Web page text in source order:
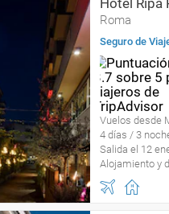
Hotel Ripa
Roma
Seguro de
Vuelos desde
4 días / 3
Salida el 12
Alojamiento y